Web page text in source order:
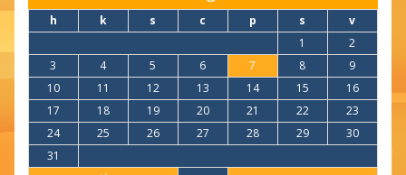
h k s c p s v
1
2
3
4 5 6 7 8
9
10
11 12 13 14 15
16
17
18 19 20 21 22
23
24
25 26 27 28 29
30
31